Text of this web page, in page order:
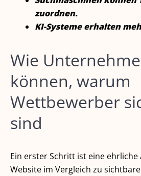
zuordnen.
KI-Systeme erhalten
Wie
können, warum
Wettbewerber
sind
Ein erster Schritt ist eine ehrliche
Website im Vergleich zu